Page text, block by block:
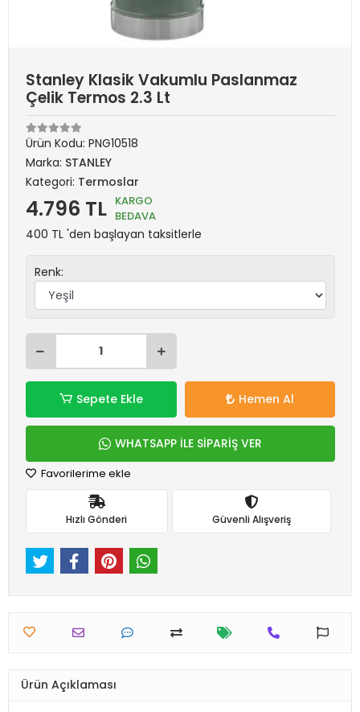
Stanley Klasik Vakumlu Paslanmaz
Çelik Termos 2.3 Lt
Ürün Kodu: PNG10518
Marka: STANLEY
Kategori: Termoslar
4.796 TL KARGO
BEDAVA
400 TL 'den başlayan taksitlerle
Renk:
Sepete Ekle Hemen Al
WHATSAPP İLE SİPARİŞ VER
Favorilerime ekle
Hızlı Gönderi Güvenli Alışveriş
Ürün Açıklaması